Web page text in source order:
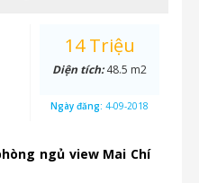
ngủ view Mai Chí
14 Triệu
Diện tích:48.5 m2
Ngày đăng: 4-09-2018